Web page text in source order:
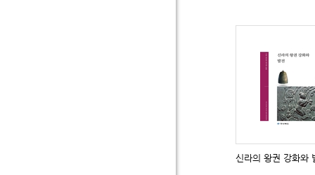
신라의 왕권 강화와